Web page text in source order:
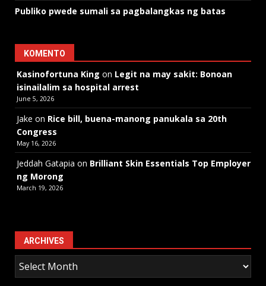
Publiko pwede sumali sa pagbalangkas ng batas
KOMENTO
Kasinofortuna King on Legit na may sakit: Bonoan
isinailalim sa hospital arrest
June 5, 2026
Jake on Rice bill, buena-manong panukala sa 20th
Congress
May 16, 2026
Jeddah Gatapia on Brilliant Skin Essentials Top Employer
ng Morong
March 19, 2026
ARCHIVES